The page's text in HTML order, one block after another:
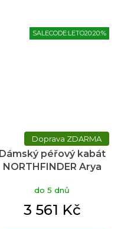
SALECODE:LETO20:20:%
ZDARMA
Dámský péřový kabát
NORTHFINDER Arya
do 5 dnů
3 561 Kč